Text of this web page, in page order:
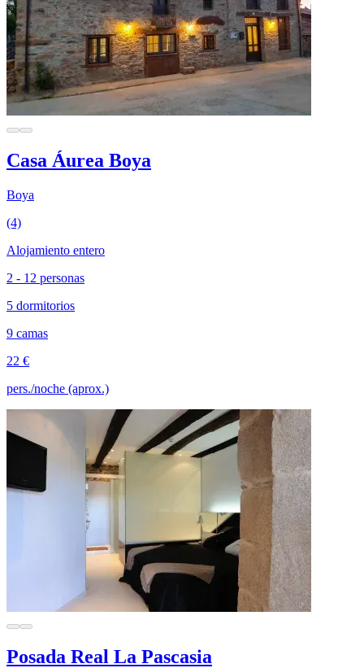
Casa Áurea Boya
Boya
(4)
Alojamiento entero
2 - 12 personas
5 dormitorios
9 camas
22 €
pers./noche (aprox.)
Posada Real La Pascasia